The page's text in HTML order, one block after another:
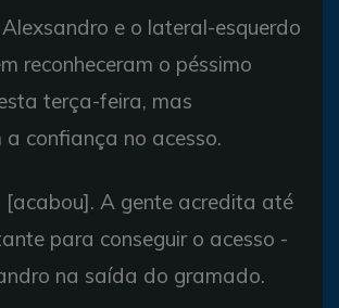
e o lateral-esquerdo
reconheceram o péssimo
terça-feira, mas
confiança no acesso.
[acabou]. A gente acredita até
para conseguir o acesso -
na saída do gramado.